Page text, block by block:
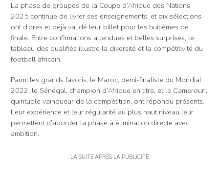
La phase de groupes de la Coupe d’Afrique des Nations
2025 continue de livrer ses enseignements, et dix sélections
ont d’ores et déjà validé leur billet pour les huitièmes de
finale. Entre confirmations attendues et belles surprises, le
tableau des qualifiés illustre la diversité et la compétitivité du
football africain.
Parmi les grands favoris, le Maroc, demi-finaliste du Mondial
2022, le Sénégal, champion d’Afrique en titre, et le Cameroun,
quintuple vainqueur de la compétition, ont répondu présents.
Leur expérience et leur régularité au plus haut niveau leur
permettent d’aborder la phase à élimination directe avec
ambition.
LA SUITE APRÈS LA PUBLICITÉ